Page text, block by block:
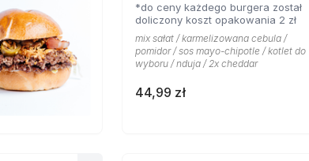
*do ceny każdego burgera został
doliczony koszt opakowania 2 zł
mix sałat / karmelizowana cebula /
pomidor / sos mayo-chipotle / kotlet do
wyboru / nduja / 2x cheddar
44,99 zł